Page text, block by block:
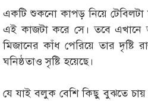
একটি শুকনো কাপড় নিয়ে টেবিলটা
এই কাজটা করে সে। তবে এখানে
মিজানের কাঁধ পেরিয়ে তার দৃষ্টি
ঘনিষ্ঠতাও সৃষ্টি হয়েছে।
যে যাই বলুক বেশি কিছু বুঝতে চায়